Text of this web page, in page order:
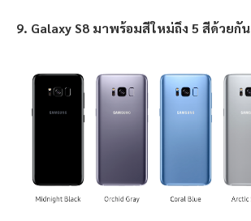
9. Galaxy S8 มาพร้อมสีใหม่ถึง 5 สีด้วยกัน